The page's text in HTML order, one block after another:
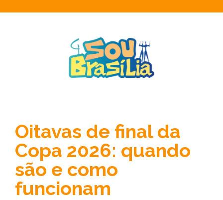
Oitavas de final da
Copa 2026: quando
são e como
funcionam